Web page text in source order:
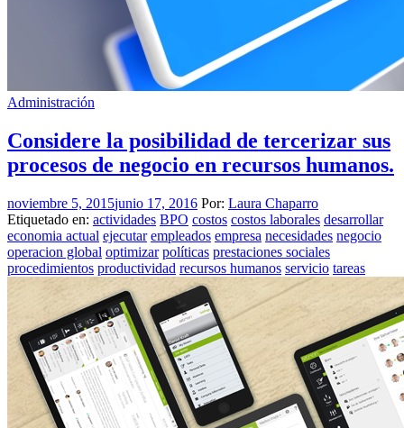
Administración
Considere la posibilidad de tercerizar sus
procesos de negocio en recursos humanos.
noviembre 5, 2015junio 17, 2016 Por: Laura Chaparro
Etiquetado en: actividades BPO costos costos laborales desarrollar
economia actual ejecutar empleados empresa necesidades negocio
operacion global optimizar políticas prestaciones sociales
procedimientos productividad recursos humanos servicio tareas